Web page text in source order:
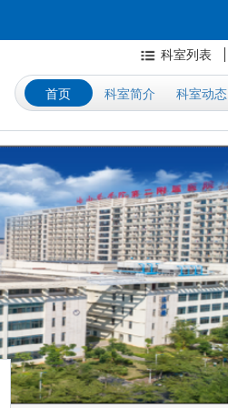
科室列表
首页 科室简介 科室动态